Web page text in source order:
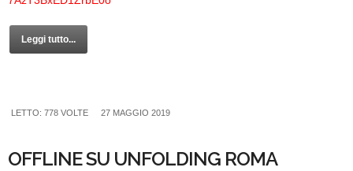
Leggi tutto...
LETTO: 778 VOLTE 27 MAGGIO 2019
OFFLINE SU UNFOLDING ROMA